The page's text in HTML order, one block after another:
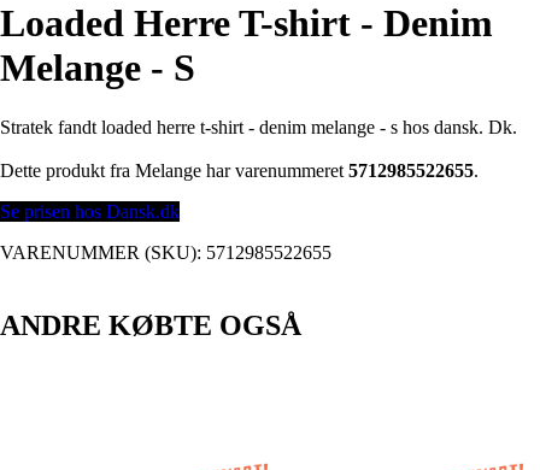
Loaded Herre T-shirt - Denim
Melange - S
Stratek fandt loaded herre t-shirt - denim melange - s hos dansk. Dk.
Dette produkt fra Melange har varenummeret 5712985522655.
Se prisen hos Dansk.dk
VARENUMMER (SKU): 5712985522655
ANDRE KØBTE OGSÅ